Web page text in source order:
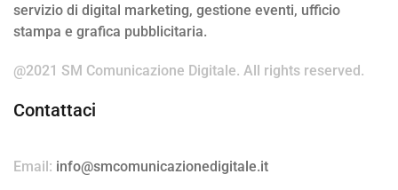
servizio di digital marketing, gestione eventi, ufficio
stampa e grafica pubblicitaria.
@2021 SM Comunicazione Digitale. All rights reserved.
Contattaci
Email: info@smcomunicazionedigitale.it